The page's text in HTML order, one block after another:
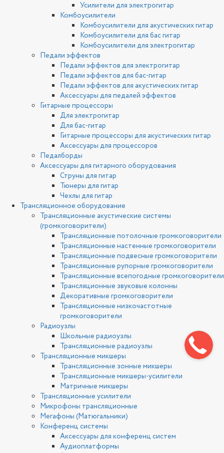
Усилители для электрогитар
Комбоусилители
Комбоусилители для акустических гитар
Комбоусилители для бас гитар
Комбоусилители для электрогитар
Педали эффектов
Педали эффектов для электрогитар
Педали эффектов для бас-гитар
Педали эффектов для акустических гитар
Аксессуары для педалей эффектов
Гитарные процессоры
Для электрогитар
Для бас-гитар
Гитарные процессоры для акустических гитар
Аксессуары для процессоров
Педалборды
Аксессуары для гитарного оборудования
Струны для гитар
Тюнеры для гитар
Чехлы для гитар
Трансляционное оборудование
Трансляционные акустические системы
(громкоговорители)
Трансляционные потолочные громкоговорители
Трансляционные настенные громкоговорители
Трансляционные подвесные громкоговорители
Трансляционные рупорные громкоговорители
Трансляционные всепогодные громкоговорители
Трансляционные звуковые колонны
Декоративные громкоговорители
Трансляционные низкочастотные
громкоговорители
Радиоузлы
Школьные радиоузлы
Трансляционные радиоузлы
Трансляционные микшеры
Трансляционные зонные микшеры
Трансляционные микшеры-усилители
Матричные микшеры
Трансляционные усилители
Микрофоны трансляционные
Мегафоны (Матюгальники)
Конференц системы
Аксессуары для конференц систем
Аудиоплатформы